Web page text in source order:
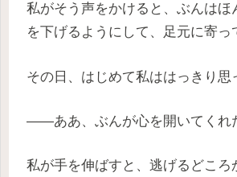
私がそう声をかけると、ぶんはほ
を下げるようにして、足元に寄っ
その日、はじめて私ははっきり思
——ああ、ぶんが心を開いてくれ
私が手を伸ばすと、逃げるどころ